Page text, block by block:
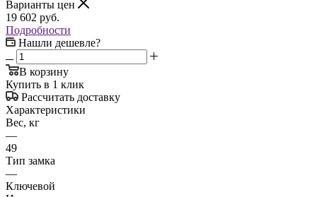
Варианты цен
19 602 руб.
Подробности
Нашли дешевле?
В корзину
Купить в 1 клик
Рассчитать доставку
Характеристики
Вес, кг
—
49
Тип замка
—
Ключевой